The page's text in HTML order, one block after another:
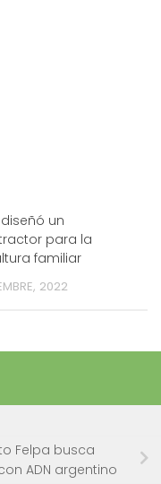
diseñó un
para la
familiar
2022
Felpa busca
ADN argentino